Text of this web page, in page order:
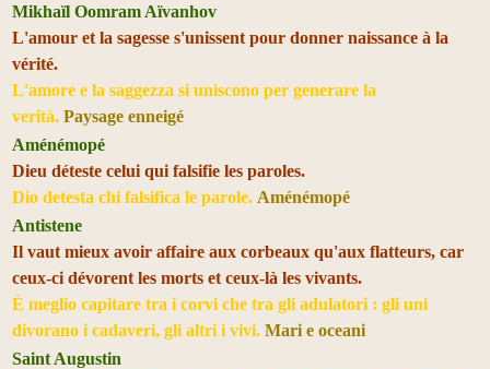
Mikhaïl Oomram Aïvanhov
L'amour et la sagesse s'unissent pour donner naissance à la
vérité.
L'amore e la saggezza si uniscono per generare la
verità. Paysage enneigé
Aménémopé
Dieu déteste celui qui falsifie les paroles.
Dio detesta chi falsifica le parole. Aménémopé
Antistene
Il vaut mieux avoir affaire aux corbeaux qu'aux flatteurs, car
ceux-ci dévorent les morts et ceux-là les vivants.
È meglio capitare tra i corvi che tra gli adulatori : gli uni
divorano i cadaveri, gli altri i vivi. Mari e oceani
Saint Augustin